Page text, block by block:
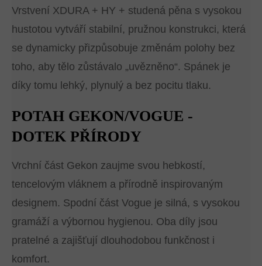
Vrstvení XDURA + HY + studená pěna s vysokou
hustotou vytváří stabilní, pružnou konstrukci, která
se dynamicky přizpůsobuje změnám polohy bez
toho, aby tělo zůstávalo „uvězněno“. Spánek je
díky tomu lehký, plynulý a bez pocitu tlaku.
POTAH GEKON/VOGUE -
DOTEK PŘÍRODY
Vrchní část Gekon zaujme svou hebkostí,
tencelovým vláknem a přírodně inspirovaným
designem. Spodní část Vogue je silná, s vysokou
gramáží a výbornou hygienou. Oba díly jsou
pratelné a zajišťují dlouhodobou funkčnost i
komfort.